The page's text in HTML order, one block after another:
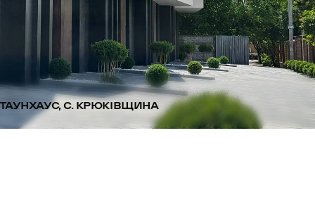
ТАУНХАУС, С. КРЮКІВЩИНА